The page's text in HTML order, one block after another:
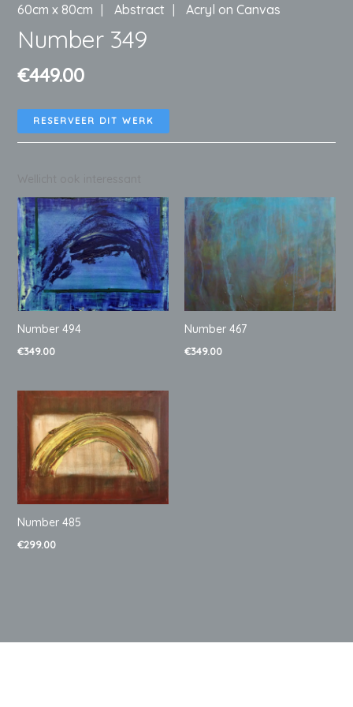
60cm x 80cm Abstract Acryl on Canvas
Number 349
€449.00
RESERVEER DIT WERK
Number 494
€349.00
Number 467
€349.00
Number 485
€299.00